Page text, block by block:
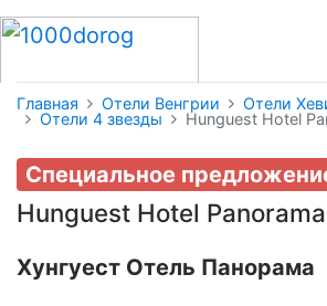
Главная Отели Венгрии
Отели
Отели 4 звезды
Hunguest Hotel
Специальное
Hunguest Hotel
Хунгуест Отель Панорама